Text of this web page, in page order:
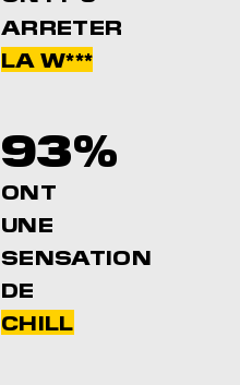
ARRETER
LA W***
93%
ONT
UNE
SENSATION
DE
CHILL